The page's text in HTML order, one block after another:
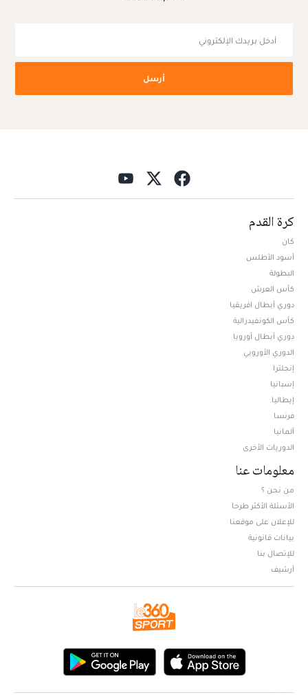
كرة القدم
كان
أسود الأطلس
البطولة
كأس العرش
دوري أبطال افريقيا
كأس الكونفيدرالية
دوري أبطال أوروبا
الدوري الأوروبي
إنجلترا
إسبانيا
إيطاليا
فرنسا
ألمانيا
الدوريات الأخرى
معلومات عنا
من نحن ؟
الأسئلة الأكثر طرحا
للإعلان على موقعنا
بيانات قانونية
للإتصال بنا
أرشيف